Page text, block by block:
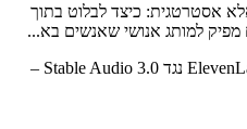
אסטרטגית: כיצד לבלוט בתוך
מפיק למותג אנושי שאנשים בא...